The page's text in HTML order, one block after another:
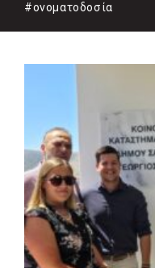
#ονοματοδοσία